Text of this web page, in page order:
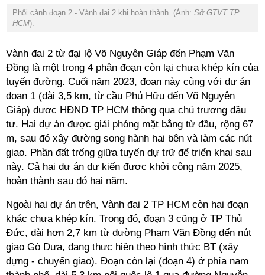
Phối cảnh đoạn 2 - Vành đai 2 khi hoàn thành. (Ảnh: Sở GTVT TP
HCM).
Vành đai 2 từ đại lộ Võ Nguyên Giáp đến Phạm Văn
Đồng là một trong 4 phân đoạn còn lại chưa khép kín của
tuyến đường. Cuối năm 2023, đoạn này cùng với dự án
đoạn 1 (dài 3,5 km, từ cầu Phú Hữu đến Võ Nguyên
Giáp) được HĐND TP HCM thông qua chủ trương đầu
tư. Hai dự án được giải phóng mặt bằng từ đầu, rộng 67
m, sau đó xây đường song hành hai bên và làm các nút
giao. Phần đất trống giữa tuyến dự trữ để triển khai sau
này. Cả hai dự án dự kiến được khởi công năm 2025,
hoàn thành sau đó hai năm.
Ngoài hai dự án trên, Vành đai 2 TP HCM còn hai đoạn
khác chưa khép kín. Trong đó, đoạn 3 cũng ở TP Thủ
Đức, dài hơn 2,7 km từ đường Phạm Văn Đồng đến nút
giao Gò Dưa, đang thực hiện theo hình thức BT (xây
dựng - chuyển giao). Đoạn còn lại (đoạn 4) ở phía nam